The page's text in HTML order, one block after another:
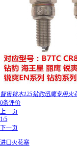
智宙铃木125钻豹迅鹰专用火
0条评价
上一页
1/5
下一页
进口火花塞